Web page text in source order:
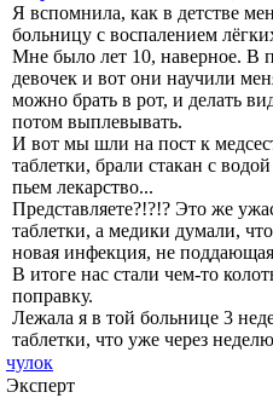
Я вспомнила, как в детстве
больницу с воспалением
Мне было лет 10, наверное. В
девочек и вот они научили
можно брать в рот, и делать
потом выплевывать.
И вот мы шли на пост к
таблетки, брали стакан с
пьем лекарство...
Представляете?!?!? Это же
таблетки, а медики думали,
новая инфекция, не
В итоге нас стали чем-то
поправку.
Лежала я в той больнице 3
таблетки, что уже через
чулок
Эксперт